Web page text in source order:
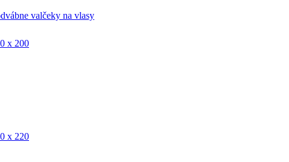
valčeky na vlasy
x 200
x 220